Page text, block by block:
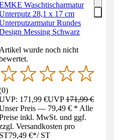
Waschtischarmatur
28,1 x 17 cm
Rundes
Messing Schwarz
Artikel wurde noch nicht
0)
171,99 €UVP171,99 €
Preis — 79,49 € * Alle
inkl. MwSt. und ggf.
Versandkosten pro
ST79,49 €*/ ST